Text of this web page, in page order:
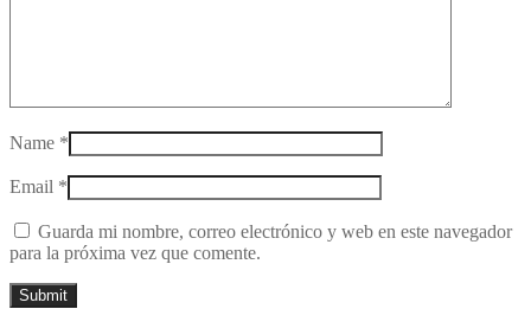
Name *
Email *
Guarda mi nombre, correo electrónico y web en este navegador
para la próxima vez que comente.